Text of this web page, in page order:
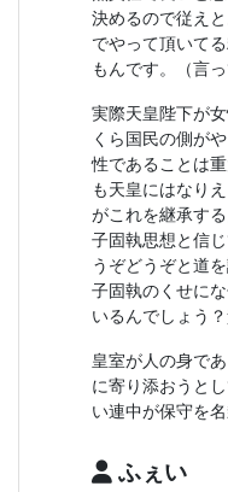
決めるので従え
でやって頂いて
もんです。（言
実際天皇陛下が
くら国民の側が
性であることは
も天皇にはなり
がこれを継承す
子固執思想と信
うぞどうぞと道
子固執のくせに
いるんでしょう
皇室が人の身で
に寄り添おうと
い連中が保守を
ふぇい